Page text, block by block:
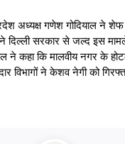
अध्यक्ष गणेश गोदियाल ने शेफ
दिल्ली सरकार से जल्द इस
ने कहा कि मालवीय नगर के
विभागों ने केशव नेगी को